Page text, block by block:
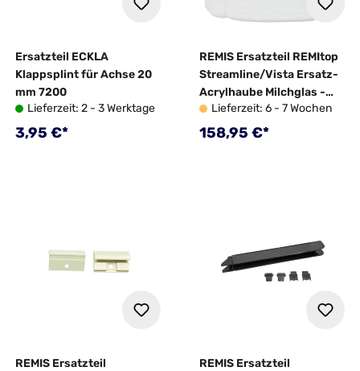
Ersatzteil ECKLA
Klappsplint für Achse 20
mm 7200
Lieferzeit: 2 - 3 Werktage
Regulärer Preis:
3,95 €*
REMIS Ersatzteil REMItop
Streamline/Vista Ersatz-
Acrylhaube Milchglas -
10062775
Lieferzeit: 6 - 7 Wochen
Regulärer Preis:
158,95 €*
REMIS Ersatzteil
REMIS Ersatzteil